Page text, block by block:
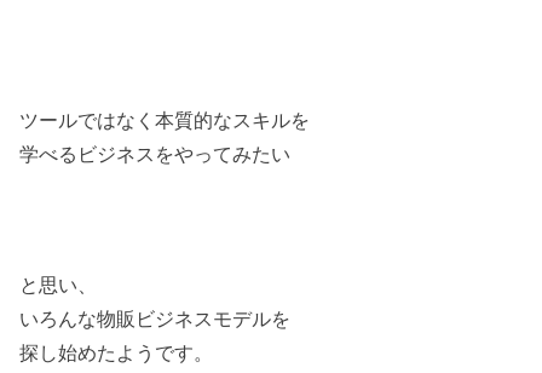
ツールではなく本質的なスキルを
学べるビジネスをやってみたい
と思い、
いろんな物販ビジネスモデルを
探し始めたようです。